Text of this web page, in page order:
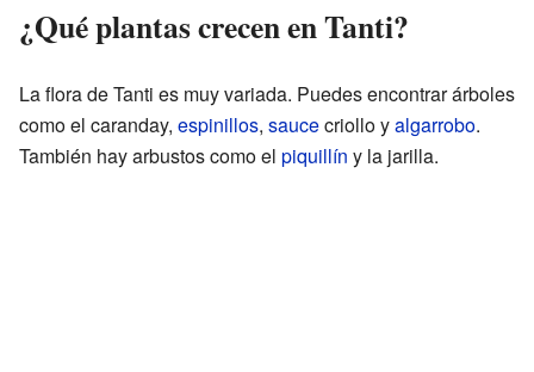
¿Qué plantas crecen en Tanti?
La flora de Tanti es muy variada. Puedes encontrar árboles
como el caranday, espinillos, saucecriollo yalgarrobo.
También hay arbustos como el piquillín y la jarilla.